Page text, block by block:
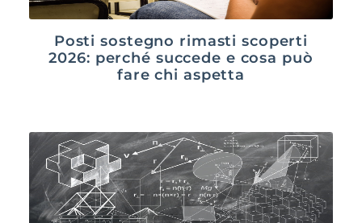
Posti sostegno rimasti scoperti
2026: perché succede e cosa può
fare chi aspetta